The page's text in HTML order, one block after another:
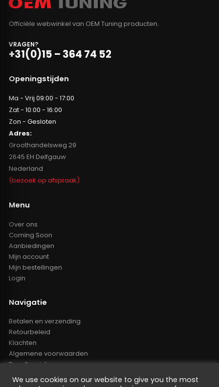
Officiële webwinkel van OEM Tuning producten.
VRAGEN?
+31(0)15 – 364 74 52
Openingstijden
Ma - Vrij 09:00 - 17:00
Zat - 10:00 - 16:00
Zon - Gesloten
Adres:
Groothandelsweg 29
2645 EH Delfgauw
Nederland
(bezoek op afspraak)
Menu
Over ons
Coming Soon
Aanbiedingen
Mijn account
Mijn bestellingen
Login
Navigatie
Betalen en verzending
Retourbeleid
Klachten
Algemene voorwaarden
Resellers inlog
Reseller worden
We use cookies on our website to give you the most